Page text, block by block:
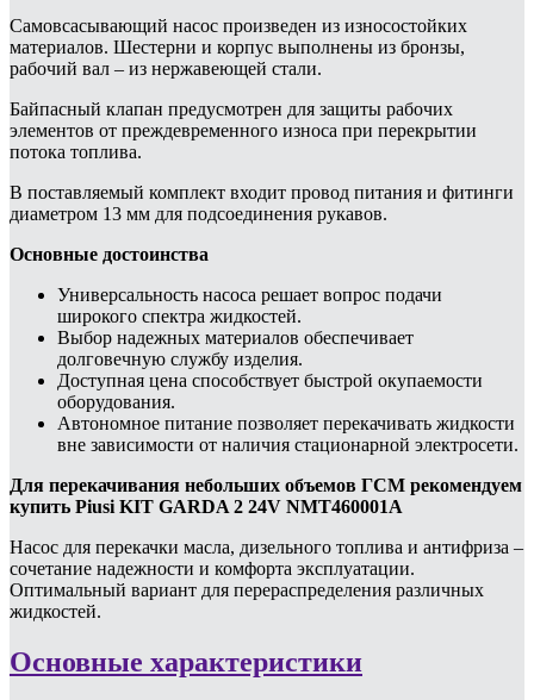
Самовсасывающий насос произведен из износостойких
материалов. Шестерни и корпус выполнены из бронзы,
рабочий вал – из нержавеющей стали.
Байпасный клапан предусмотрен для защиты рабочих
элементов от преждевременного износа при перекрытии
потока топлива.
В поставляемый комплект входит провод питания и фитинги
диаметром 13 мм для подсоединения рукавов.
Основные достоинства
Универсальность насоса решает вопрос подачи
широкого спектра жидкостей.
Выбор надежных материалов обеспечивает
долговечную службу изделия.
Доступная цена способствует быстрой окупаемости
оборудования.
Автономное питание позволяет перекачивать жидкости
вне зависимости от наличия стационарной электросети.
Для перекачивания небольших объемов ГСМ рекомендуем
купить Piusi KIT GARDA 2 24V NMT460001A
Насос для перекачки масла, дизельного топлива и антифриза –
сочетание надежности и комфорта эксплуатации.
Оптимальный вариант для перераспределения различных
жидкостей.
Основные характеристики